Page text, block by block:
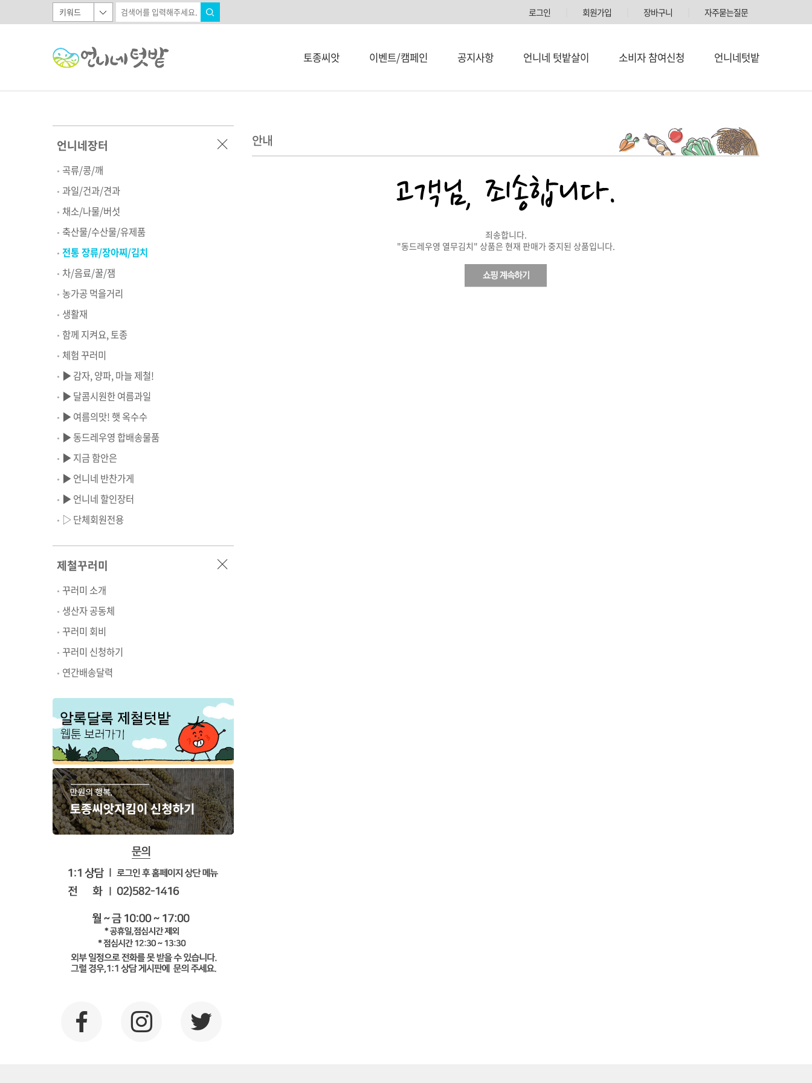
로그인 회원가입 장바구니 자주묻는질문
토종씨앗 이벤트/캠페인 공지사항 언니네 텃밭살이 소비자 참여신청 언니네텃밭
언니네장터
곡류/콩/깨
과일/건과/견과
채소/나물/버섯
축산물/수산물/유제품
전통 장류/장아찌/김치
차/음료/꿀/잼
농가공 먹을거리
생활재
함께 지켜요, 토종
체험 꾸러미
▶ 감자, 양파, 마늘 제철!
▶ 달콤시원한 여름과일
▶ 여름의맛! 햇 옥수수
▶ 동드레우영 합배송물품
▶ 지금 함안은
▶ 언니네 반찬가게
▶ 언니네 할인장터
▷ 단체회원전용
제철꾸러미
꾸러미 소개
생산자 공동체
꾸러미 회비
꾸러미 신청하기
연간배송달력
안내
죄송합니다.
"동드레우영 열무김치" 상품은 현재 판매가 중지된 상품입니다.